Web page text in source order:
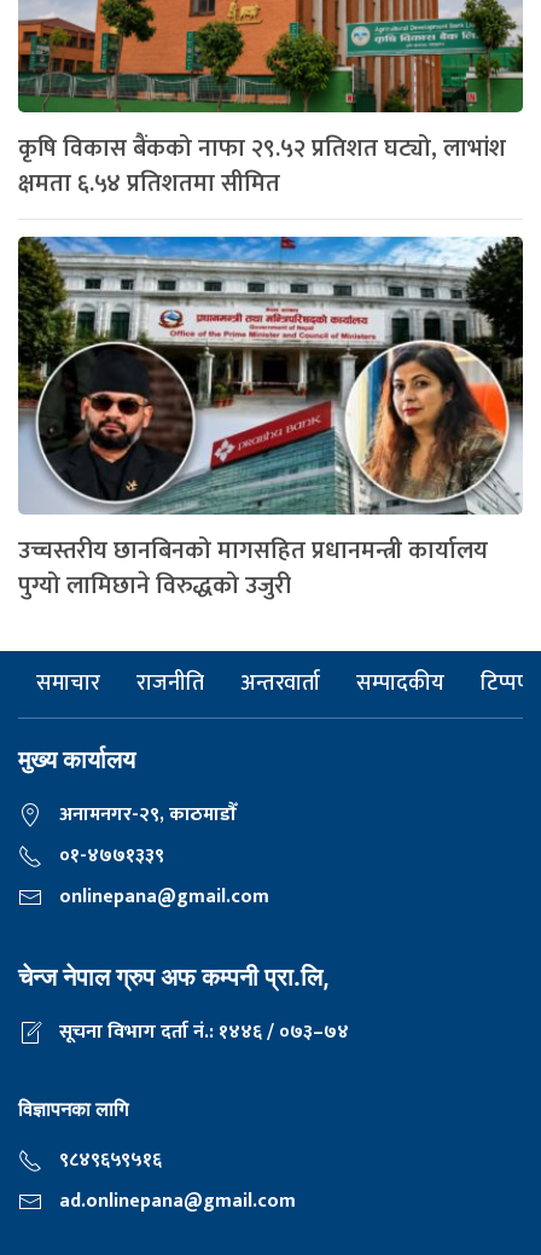
कृषि विकास बैंकको नाफा २९.५२ प्रतिशत घट्यो, लाभांश
क्षमता ६.५४ प्रतिशतमा सीमित
उच्चस्तरीय छानबिनको मागसहित प्रधानमन्त्री कार्यालय
पुग्यो लामिछाने विरुद्धको उजुरी
समाचार राजनीति अन्तरवार्ता सम्पादकीय टिप्पणी
मुख्य कार्यालय
अनामनगर-२९, काठमाडाैँ
०१-४७७१३३९
onlinepana@gmail.com
चेन्ज नेपाल ग्रुप अफ कम्पनी प्रा.लि,
सूचना विभाग दर्ता नं.: १४४६ / ०७३–७४
विज्ञापनका लागि
९८४९६५९५१६
ad.onlinepana@gmail.com